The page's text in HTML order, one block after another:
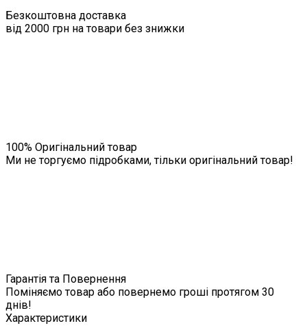
Безкоштовна доставка
від 2000 грн на товари без знижки
100% Оригінальний товар
Ми не торгуємо підробками, тільки оригінальний товар!
Гарантія та Повернення
Поміняємо товар або повернемо гроші протягом 30
днів!
Характеристики